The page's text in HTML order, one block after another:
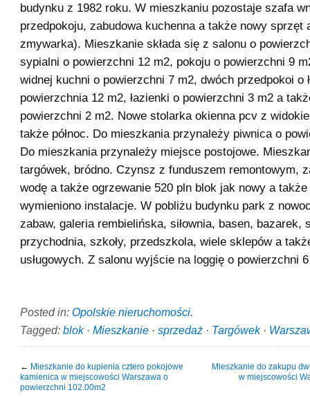
budynku z 1982 roku. W mieszkaniu pozostaje szafa
przedpokoju, zabudowa kuchenna a także nowy sprzęt
zmywarka). Mieszkanie składa się z salonu o
sypialni o powierzchni 12 m2, pokoju o powierzchni 9
widnej kuchni o powierzchni 7 m2, dwóch przedpokoi o
powierzchnia 12 m2, łazienki o powierzchni 3 m2 a
powierzchni 2 m2. Nowe stolarka okienna pcv z
także północ. Do mieszkania przynależy piwnica o
Do mieszkania przynależy miejsce postojowe.
targówek, bródno. Czynsz z funduszem remontowym,
wodę a także ogrzewanie 520 pln blok jak nowy a
wymieniono instalacje. W pobliżu budynku park z
zabaw, galeria rembielińska, siłownia, basen, bazarek,
przychodnia, szkoły, przedszkola, wiele sklepów a
usługowych. Z salonu wyjście na loggię o powierzchni
Posted in: Opolskie nieruchomości.
Tagged: blok· Mieszkanie · sprzedaż · Targówek·
← Mieszkanie do kupienia cztero pokojowe
kamienica w miejscowości Warszawa o
powierzchni 102.00m2
Mieszkanie do zakupu
w miejscowości